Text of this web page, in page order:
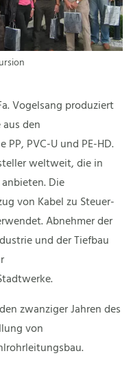
Vogelsang produziert
den
PVC-U und PE-HD.
weltweit, die in
Die
von Kabel zu Steuer-
Abnehmer der
und der Tiefbau
zwanziger Jahren des
von